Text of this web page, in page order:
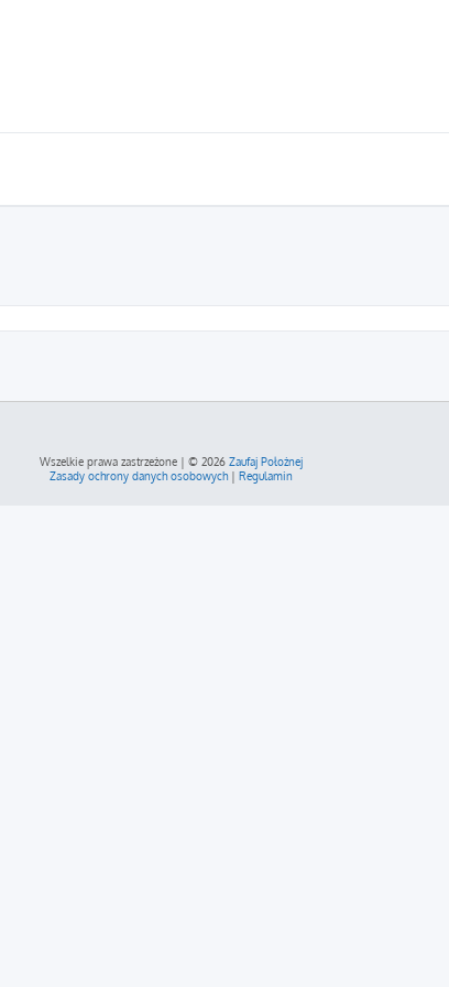
Wszelkie prawa zastrzeżone | © 2026 Zaufaj Położnej
Zasady ochrony danych osobowych| Regulamin